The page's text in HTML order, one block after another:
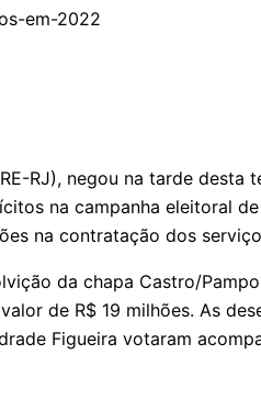
RJ), negou na tarde
na campanha eleitoral
na contratação dos
da chapa Castro/
de R$ 19 milhões. As
Figueira votaram